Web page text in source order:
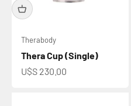
Therabody
Thera Cup (Single)
Precio de oferta
U$S 230.00